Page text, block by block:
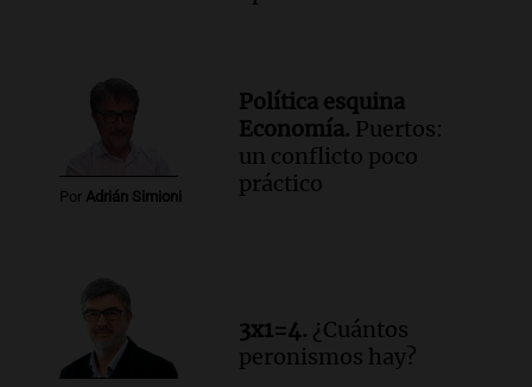
Por Adrián Simioni
Política esquina
Economía. Puertos:
un conflicto poco
práctico
3x1=4. ¿Cuántos
peronismos hay?